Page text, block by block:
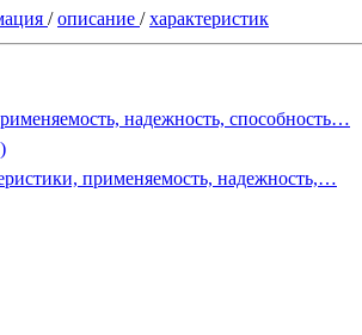
/описание /характеристик
надежность, способность…
применяемость, надежность,…